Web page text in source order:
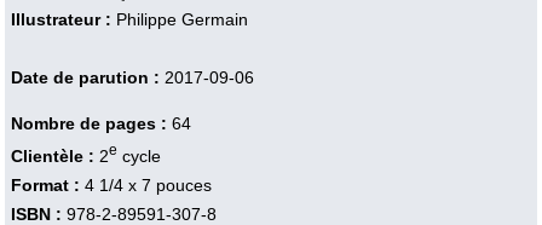
Illustrateur : Philippe Germain
Date de parution : 2017-09-06
Nombre de pages : 64
Clientèle : 2e cycle
Format : 4 1/4 x 7 pouces
ISBN : 978-2-89591-307-8